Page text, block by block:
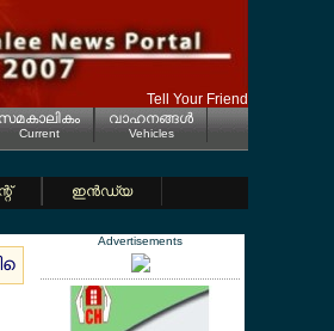
Tell Your Friend
Current
വാഹനങ്ങള്‍
Vehicles
ഇന്‍ഡ്യ
ഞെട്ടിച്ച് വീണ്ടും സര്‍വേ ഫലം;
Advertisements